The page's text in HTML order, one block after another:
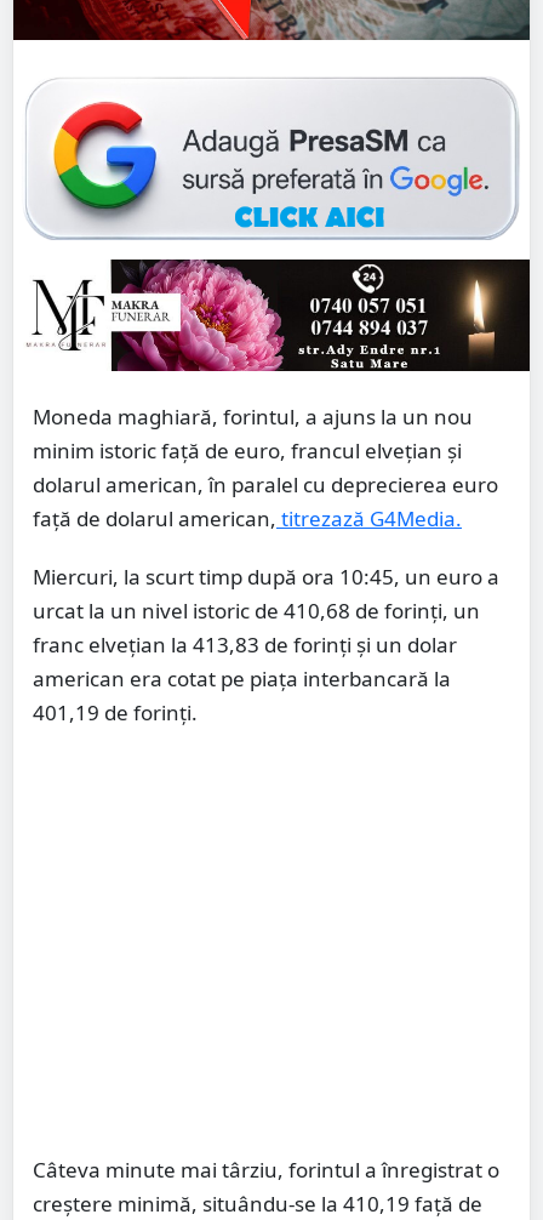
Moneda maghiară, forintul, a ajuns la un nou
minim istoric faţă de euro, francul elveţian şi
dolarul american, în paralel cu deprecierea euro
faţă de dolarul american, titrezază G4Media.
Miercuri, la scurt timp după ora 10:45, un euro a
urcat la un nivel istoric de 410,68 de forinţi, un
franc elveţian la 413,83 de forinţi şi un dolar
american era cotat pe piaţa interbancară la
401,19 de forinţi.
Câteva minute mai târziu, forintul a înregistrat o
creştere minimă, situându-se la 410,19 faţă de